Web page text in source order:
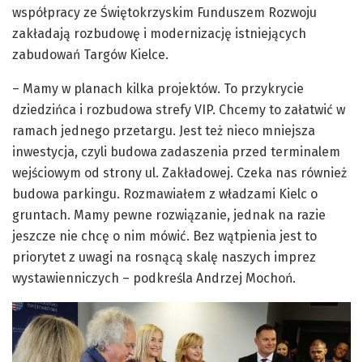
współpracy ze Świętokrzyskim Funduszem Rozwoju
zakładają rozbudowę i modernizację istniejących
zabudowań Targów Kielce.
– Mamy w planach kilka projektów. To przykrycie
dziedzińca i rozbudowa strefy VIP. Chcemy to załatwić w
ramach jednego przetargu. Jest też nieco mniejsza
inwestycja, czyli budowa zadaszenia przed terminalem
wejściowym od strony ul. Zakładowej. Czeka nas również
budowa parkingu. Rozmawiałem z władzami Kielc o
gruntach. Mamy pewne rozwiązanie, jednak na razie
jeszcze nie chcę o nim mówić. Bez wątpienia jest to
priorytet z uwagi na rosnącą skalę naszych imprez
wystawienniczych – podkreśla Andrzej Mochoń.